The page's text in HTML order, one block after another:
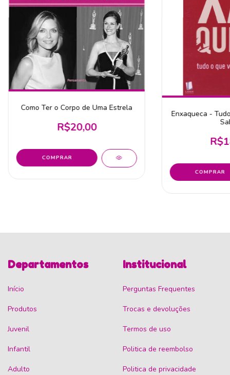
Como Ter o Corpo de Uma Estrela
R$20,00
Enxaqueca -
Departamentos
Início
Produtos
Juvenil
Infantil
Adulto
Institucional
Perguntas Frequentes
Trocas e devoluções
Termos de uso
Politica de reembolso
Politica de privacidade